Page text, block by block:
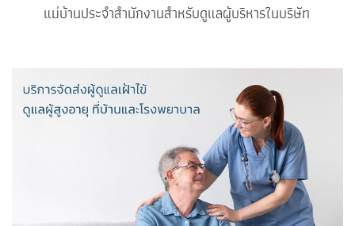
แม่บ้านประจำสำนักงานสำหรับดูแลผู้บริหารในบริษัท